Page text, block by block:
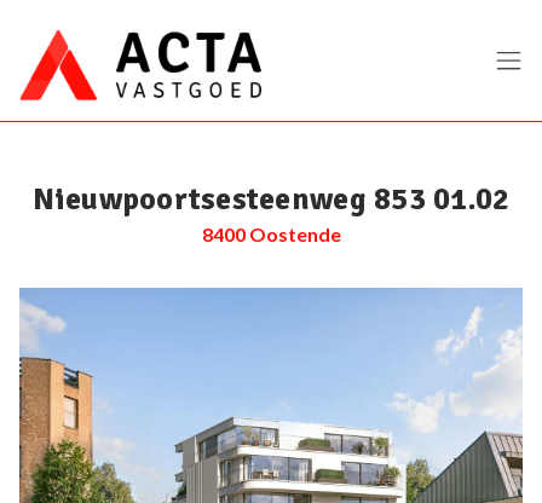
Nieuwpoortsesteenweg 853 01.02
8400 Oostende